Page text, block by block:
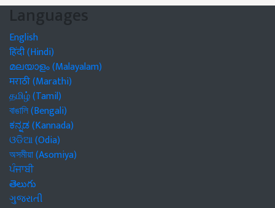
Languages
English
हिंदी (Hindi)
മലയാളം (Malayalam)
मराठी (Marathi)
தமிழ் (Tamil)
বাঙালি (Bengali)
ಕನ್ನಡ (Kannada)
ଓଡିଆ (Odia)
অসমীয়া (Asomiya)
ਪੰਜਾਬੀ
తెలుగు
ગુજરાતી